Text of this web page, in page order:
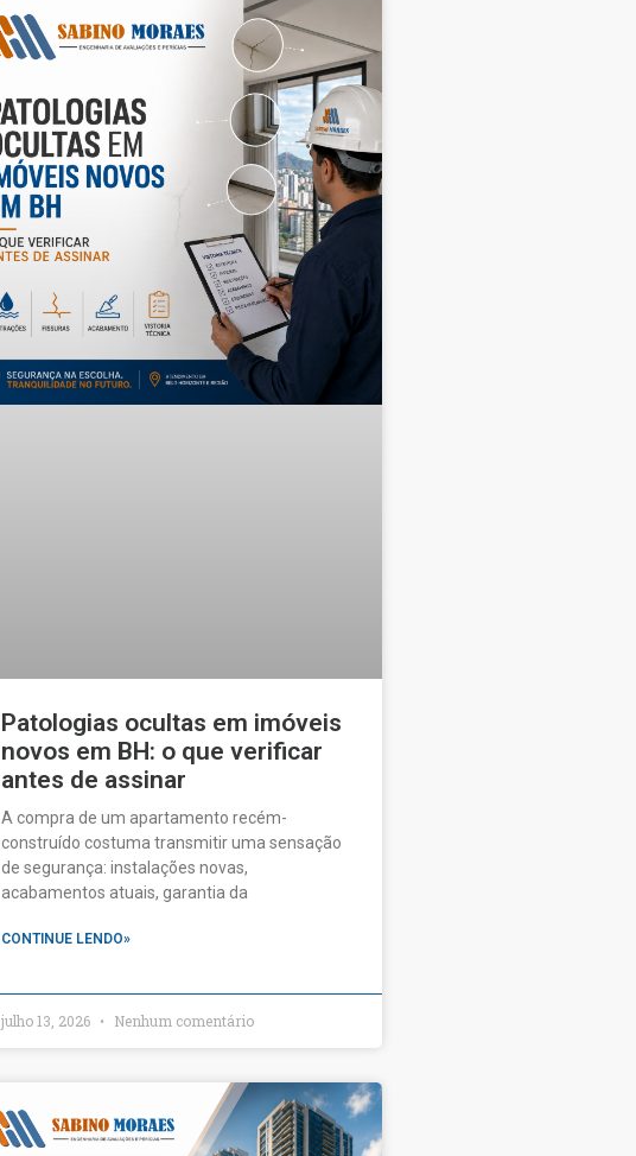
Patologias ocultas em imóveis
novos em BH: o que verificar
antes de assinar
A compra de um apartamento recém-
construído costuma transmitir uma sensação
de segurança: instalações novas,
acabamentos atuais, garantia da
CONTINUE LENDO»
julho 13, 2026 Nenhum comentário